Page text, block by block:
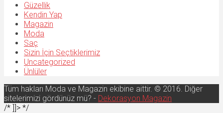
Güzellik
Kendin Yap
Magazin
Moda
Saç
Sizin İçin Seçtiklerimiz
Uncategorized
Ünlüler
Tüm hakları Moda ve Magazin ekibine aittir. © 2016. Diğer
sitelerimizi gördünüz mü? - Dekorasyon Magazin
/* ]]> */